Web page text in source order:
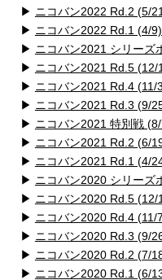
▶ ニコバン2022 Rd.2 (5/
▶ ニコバン2022 Rd.1 (4/
▶ ニコバン2021 シリーズ
▶ ニコバン2021 Rd.5 (12/
▶ ニコバン2021 Rd.4 (11/
▶ ニコバン2021 Rd.3 (9/
▶ ニコバン2021 特別戦
▶ ニコバン2021 Rd.2 (6/
▶ ニコバン2021 Rd.1 (4/
▶ ニコバン2020 シリーズ
▶ ニコバン2020 Rd.5 (12/
▶ ニコバン2020 Rd.4 (11/
▶ ニコバン2020 Rd.3 (9/
▶ ニコバン2020 Rd.2 (7/
▶ ニコバン2020 Rd.1 (6/